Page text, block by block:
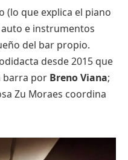
(lo que explica el piano
e instrumentos
del bar propio.
desde 2015 que
barra por Breno Viana;
Zu Moraes coordina